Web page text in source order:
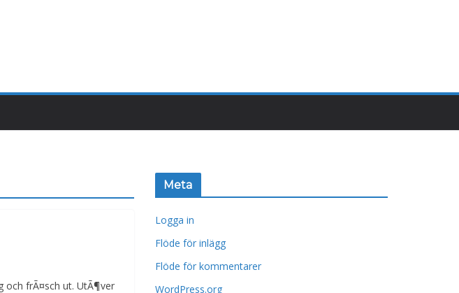
och frÃ¤sch ut. UtÃ¶ver
Meta
Logga in
Flöde för inlägg
Flöde för kommentarer
WordPress.org